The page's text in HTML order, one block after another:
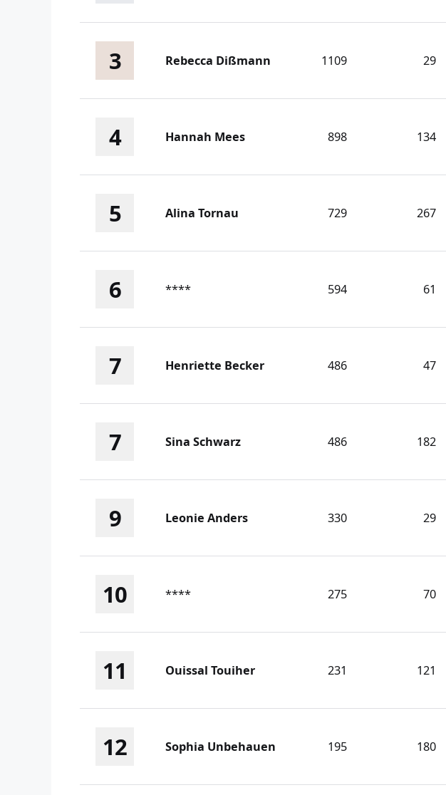
3 Rebecca Dißmann 1109 29
4 Hannah Mees 898 134
5 Alina Tornau 729 267
6 **** 594 61
7 Henriette Becker 486 47
7 Sina Schwarz 486 182
9 Leonie Anders 330 29
10 **** 275 70
11 Ouissal Touiher 231 121
12 Sophia Unbehauen 195 180